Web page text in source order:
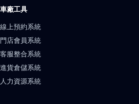
車廠工具
線上預約系統
門店會員系統
客服整合系統
進貨倉儲系統
人力資源系統